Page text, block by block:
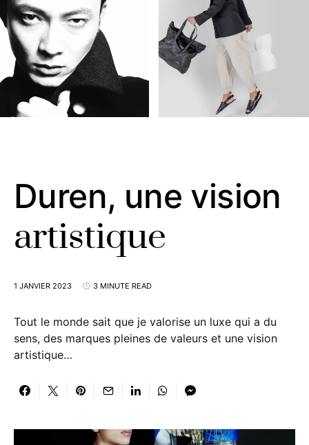
Duren, une vision
artistique
1 JANVIER 2023 3 MINUTE READ
Tout le monde sait que je valorise un luxe qui a du
sens, des marques pleines de valeurs et une vision
artistique…